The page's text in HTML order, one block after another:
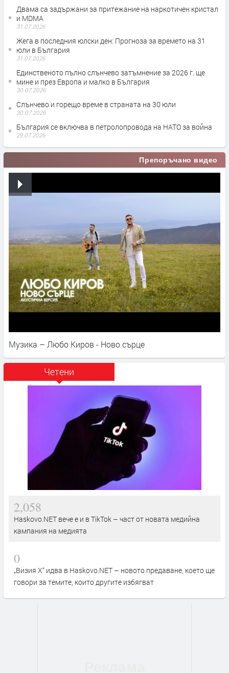
Двама са задържани за притежание на наркотичен кристал
и MDMA
31.07.2026
Жега в последния юлски ден: Прогноза за времето на 31
юли в България
31.07.2026
Единственото пълно слънчево затъмнение за 2026 г. ще
мине и през Европа и малко в България
30.07.2026
Слънчево и горещо време в страната на 30 юли
30.07.2026
България се включва в петролопровода на НАТО за война
29.07.2026
Препоръчано видео
Музика – Любо Киров - Ново сърце
Четени
2,058
Haskovo.NET вече е и в TikTok – част от новата медийна
кампания на медията
0
„Визия Х“ идва в Haskovo.NET – новото предаване, което ще
говори за темите, които другите избягват